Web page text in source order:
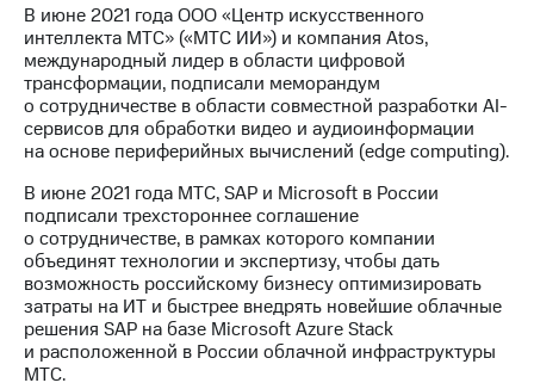
В июне 2021 года ООО «Центр искусственного
интеллекта МТС» («МТС ИИ») и компания Atos,
международный лидер в области цифровой
трансформации, подписали меморандум
о сотрудничестве в области совместной разработки AI-
сервисов для обработки видео и аудиоинформации
на основе периферийных вычислений (edge computing).
В июне 2021 года МТС, SAP и Microsoft в России
подписали трехстороннее соглашение
о сотрудничестве, в рамках которого компании
объединят технологии и экспертизу, чтобы дать
возможность российскому бизнесу оптимизировать
затраты на ИТ и быстрее внедрять новейшие облачные
решения SAP на базе Microsoft Azure Stack
и расположенной в России облачной инфраструктуры
МТС.